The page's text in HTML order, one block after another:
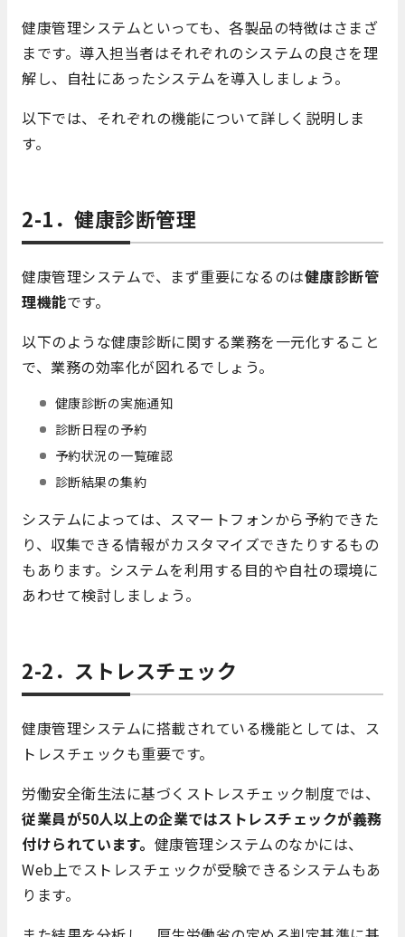
健康管理システムといっても、各製品の特徴はさまざ
まです。導入担当者はそれぞれのシステムの良さを理
解し、自社にあったシステムを導入しましょう。
以下では、それぞれの機能について詳しく説明しま
す。
2-1．健康診断管理
健康管理システムで、まず重要になるのは健康診断管
理機能です。
以下のような健康診断に関する業務を一元化すること
で、業務の効率化が図れるでしょう。
健康診断の実施通知
診断日程の予約
予約状況の一覧確認
診断結果の集約
システムによっては、スマートフォンから予約できた
り、収集できる情報がカスタマイズできたりするもの
もあります。システムを利用する目的や自社の環境に
あわせて検討しましょう。
2-2．ストレスチェック
健康管理システムに搭載されている機能としては、ス
トレスチェックも重要です。
労働安全衛生法に基づくストレスチェック制度では、
従業員が50人以上の企業ではストレスチェックが義務
付けられています。 健康管理システムのなかには、
Web上でストレスチェックが受験できるシステムもあ
ります。